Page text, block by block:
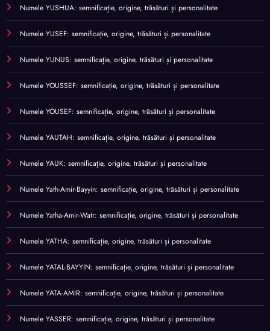
Numele YUSHUA: semnificație, origine, trăsături și personalitate
Numele YUSEF: semnificație, origine, trăsături și personalitate
Numele YUNUS: semnificație, origine, trăsături și personalitate
Numele YOUSSEF: semnificație, origine, trăsături și personalitate
Numele YOUSEF: semnificație, origine, trăsături și personalitate
Numele YAUTAH: semnificație, origine, trăsături și personalitate
Numele YAUK: semnificație, origine, trăsături și personalitate
Numele Yath-Amir-Bayyin: semnificație, origine, trăsături și personalitate
Numele Yatha-Amir-Watr: semnificație, origine, trăsături și personalitate
Numele YATHA: semnificație, origine, trăsături și personalitate
Numele YATAL-BAYYIN: semnificație, origine, trăsături și personalitate
Numele YATA-AMIR: semnificație, origine, trăsături și personalitate
Numele YASSER: semnificație, origine, trăsături și personalitate